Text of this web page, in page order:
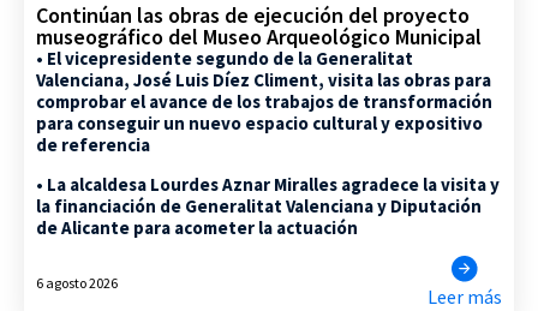
Continúan las obras de ejecución del proyecto
museográfico del Museo Arqueológico Municipal
• El vicepresidente segundo de la Generalitat
Valenciana, José Luis Díez Climent, visita las obras para
comprobar el avance de los trabajos de transformación
para conseguir un nuevo espacio cultural y expositivo
de referencia
• La alcaldesa Lourdes Aznar Miralles agradece la visita y
la financiación de Generalitat Valenciana y Diputación
de Alicante para acometer la actuación
6 agosto 2026
Leer más